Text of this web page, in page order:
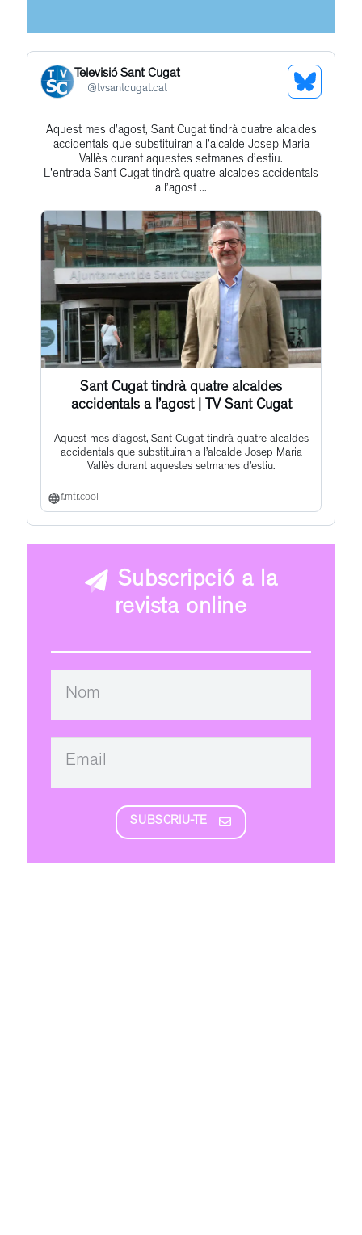
Televisió Sant Cugat
@tvsantcugat.cat
See
Profile
Get
to
this
Aquest mes d’agost, Sant Cugat tindrà quatre alcaldes
accidentals que substituiran a l’alcalde Josep Maria
Vallès durant aquestes setmanes d’estiu.
L'entrada Sant Cugat tindrà quatre alcaldes accidentals
a l’agost ...
Sant Cugat tindrà quatre alcaldes
accidentals a l’agost | TV Sant Cugat
Aquest mes d’agost, Sant Cugat tindrà quatre alcaldes
accidentals que substituiran a l’alcalde Josep Maria
Vallès durant aquestes setmanes d’estiu.
f.mtr.cool
Subscripció a la
revista online
SUBSCRIU-TE